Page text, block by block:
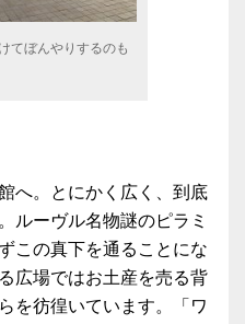
てぼんやりするのも
へ。とにかく広く、到底
ルーヴル名物謎のピラミ
この真下を通ることにな
広場ではお土産を売る背
を彷徨いています。「ワ